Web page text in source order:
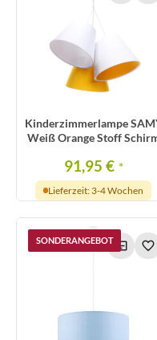
Kinderzimmerlampe
Weiß Orange Stoff
91,95 € *
Lieferzeit: 3-4 Wochen
SONDERANGEBOT